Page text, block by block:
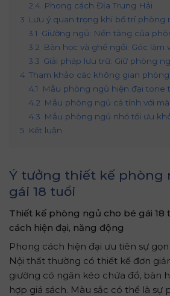
2.4 Phong cách Địa Trung Hải
3 Lưu ý quan trọng khi bố trí phòng
3.1 Giường ngủ: Nền tảng của
3.2 Bàn học và ghế ngồi: Góc làm
3.3 Giải pháp lưu trữ: Giữ phòng
4 Tham khảo các không gian
4.1
Mẫu phòng ngủ hiện đại tone
4.2 Mẫu phòng ngủ cá tính với
4.3 Mẫu phòng ngủ nhỏ tối ưu
5 Kết luận
Ý tưởng thiết kế phòng
gái 18 tuổi
Thiết kế phòng ngủ cho bé gái 18
cách hiện đại, năng động
Phong cách hiện đại ưu tiên sự
Nội thất thường có thiết kế đơn
giường có ngăn kéo chứa đồ, bàn
hợp giá sách. Màu sắc có thể là sự